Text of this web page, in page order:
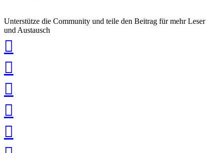
Unterstütze die Community und teile den Beitrag für mehr Leser
und Austausch
teilen
teilen
teilen
teilen